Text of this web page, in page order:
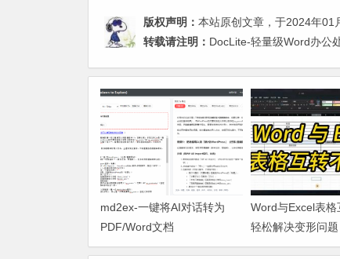
版权声明： 本站原创文章，于2024年01
转载请注明： DocLite-轻量级Word办公
md2ex-一键将AI对话转为
PDF/Word文档
Word与Excel表格
轻松解决变形问题